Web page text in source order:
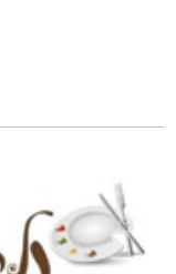
גלריה
קטנים